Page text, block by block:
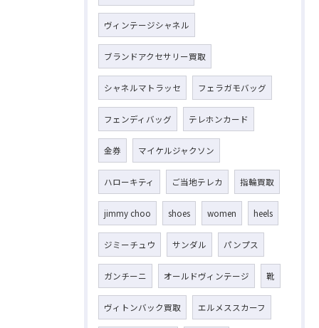
ヴィンテージシャネル
ブランドアクセサリー買取
シャネルマトラッセ フェラガモバッグ
フェンディバッグ テレホンカード
金券 マイケルジャクソン
ハローキティ ご当地テレカ 指輪買取
jimmy choo shoes women heels
ジミーチュウ サンダル パンプス
ガンチーニ オールドヴィンテージ 靴
ヴィトンバック買取 エルメススカーフ